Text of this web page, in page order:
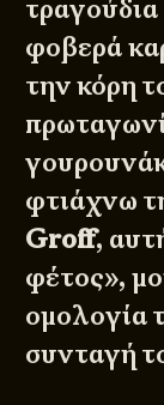
φοβερά
την κόρη
φτιάχνω
Groff,
φέτος»,
ομολογία
συνταγή